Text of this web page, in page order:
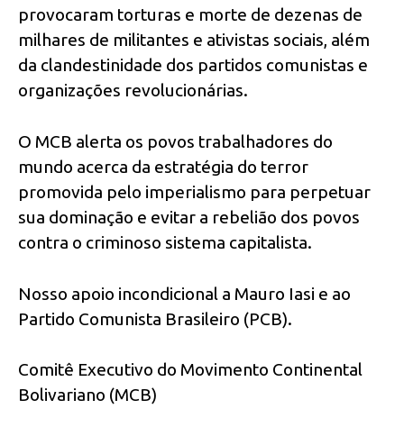
provocaram torturas e morte de dezenas de
milhares de militantes e ativistas sociais, além
da clandestinidade dos partidos comunistas e
organizações revolucionárias.
O MCB alerta os povos trabalhadores do
mundo acerca da estratégia do terror
promovida pelo imperialismo para perpetuar
sua dominação e evitar a rebelião dos povos
contra o criminoso sistema capitalista.
Nosso apoio incondicional a Mauro Iasi e ao
Partido Comunista Brasileiro (PCB).
Comitê Executivo do Movimento Continental
Bolivariano (MCB)